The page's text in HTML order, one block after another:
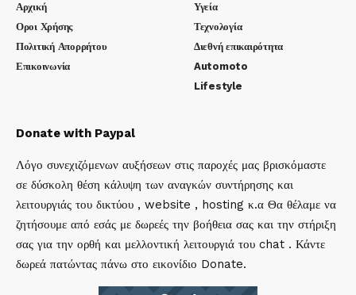
Αρχική
Οροι Χρήσης
Πολιτική Απορρήτου
Επικοινωνία
Υγεία
Τεχνολογία
Διεθνή επικαιρότητα
Automoto
Lifestyle
Donate with Paypal
Λόγο συνεχιζόμενων αυξήσεων στις παροχές μας βρισκόμαστε
σε δύσκολη θέση κάλυψη των αναγκών συντήρησης και
λειτουργιάς του δικτύου , website , hosting κ.α Θα θέλαμε να
ζητήσουμε από εσάς με δωρεές την βοήθεια σας και την στήριξη
σας για την ορθή και μελλοντική λειτουργιά του chat . Κάντε
δωρεά πατώντας πάνω στο εικονίδιο Donate.